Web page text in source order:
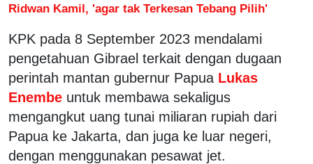
Ridwan Kamil, 'agar tak Terkesan Tebang Pilih'
KPK pada 8 September 2023 mendalami
pengetahuan Gibrael terkait dengan dugaan
perintah mantan gubernur Papua Lukas
Enembe untuk membawa sekaligus
mengangkut uang tunai miliaran rupiah dari
Papua ke Jakarta, dan juga ke luar negeri,
dengan menggunakan pesawat jet.